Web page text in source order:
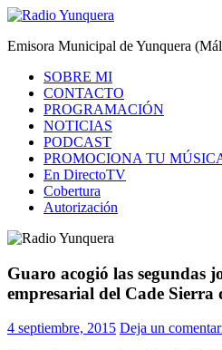
Saltar
contenido
Radio Yunquera
Emisora Municipal de Yunquera
SOBRE MI
CONTACTO
PROGRAMACIÓN
NOTICIAS
PODCAST
PROMOCIONA TU
En DirectoTV
Cobertura
Autorización
Guaro acogió las segundas
empresarial del Cade Sierra
4 septiembre, 2015 Deja un